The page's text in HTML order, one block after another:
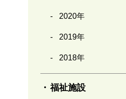
2020年
2019年
2018年
福祉施設